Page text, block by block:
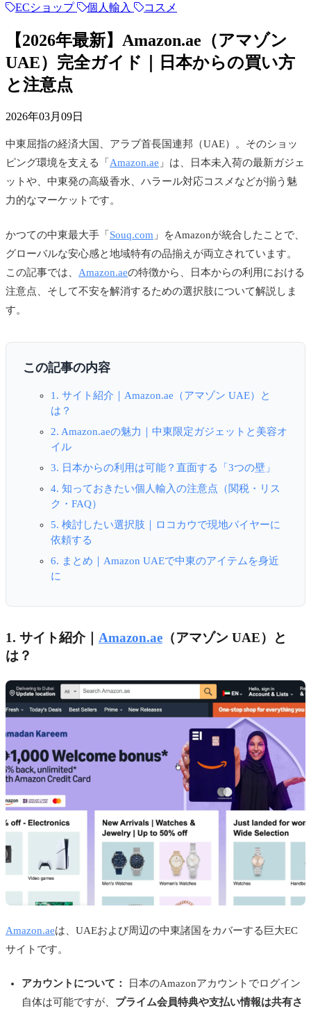
ECショップ 個人輸入 コスメ
【2026年最新】Amazon.ae（アマゾン
UAE）完全ガイド｜日本からの買い方
と注意点
2026年03月09日
中東屈指の経済大国、アラブ首長国連邦（UAE）。そのショッ
ピング環境を支える「 Amazon.ae 」は、日本未入荷の最新ガジェ
ットや、中東発の高級香水、ハラール対応コスメなどが揃う魅
力的なマーケットです。
かつての中東最大手「 Souq.com 」をAmazonが統合したことで、
グローバルな安心感と地域特有の品揃えが両立されています。
この記事では、 Amazon.aeの特徴から、日本からの利用における
注意点、そして不安を解消するための選択肢について解説しま
す。
この記事の内容
1. サイト紹介｜Amazon.ae（アマゾン UAE）と
は？
2. Amazon.aeの魅力｜中東限定ガジェットと美容オ
イル
3. 日本からの利用は可能？直面する「3つの壁」
4. 知っておきたい個人輸入の注意点（関税・リス
ク・FAQ）
5. 検討したい選択肢｜ロコカウで現地バイヤーに
依頼する
6. まとめ｜Amazon UAEで中東のアイテムを身近
に
1. サイト紹介｜ Amazon.ae （アマゾン UAE）と
は？
Amazon.aeは、UAEおよび周辺の中東諸国をカバーする巨大EC
サイトです。
アカウントについて：
日本のAmazonアカウントでログイン
自体は可能ですが、 プライム会員特典や支払い情報は共有さ